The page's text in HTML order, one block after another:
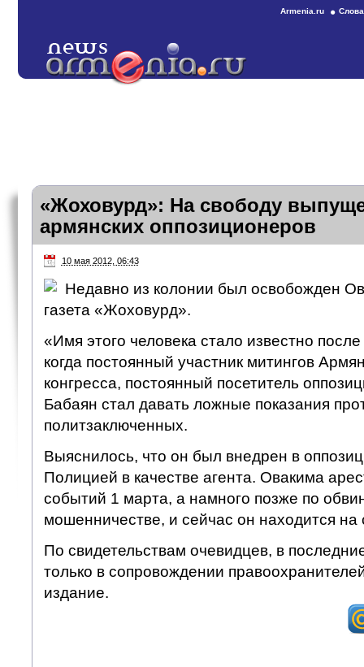
Armenia.ru
«Жоховурд»: На свободу
армянских оппозиционеров
10 мая 2012, 06:43
Недавно из колонии был освобожден
газета «Жоховурд».
«Имя этого человека стало известно
когда постоянный участник митингов
конгресса, постоянный посетитель
Бабаян стал давать ложные показания
политзаключенных.
Выяснилось, что он был внедрен в
Полицией в качестве агента. Овакима
событий 1 марта, а намного позже по
мошенничестве, и сейчас он находится
По свидетельствам очевидцев, в
только в сопровождении
издание.